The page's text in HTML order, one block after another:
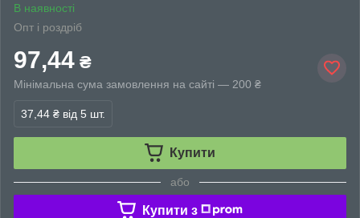
В наявності
Опт і роздріб
97,44 ₴
Мінімальна сума замовлення на сайті — 200 ₴
37,44 ₴ від 5 шт.
Купити
або
Купити з